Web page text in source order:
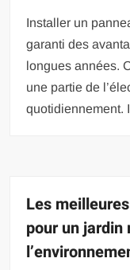
Installer un
garanti des
longues années.
une partie de
quotidiennement.
Les
pour un jardin